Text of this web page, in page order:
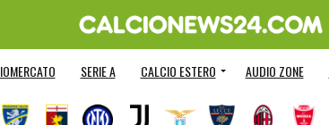
SERIE A CALCIO ESTERO AUDIO ZONE